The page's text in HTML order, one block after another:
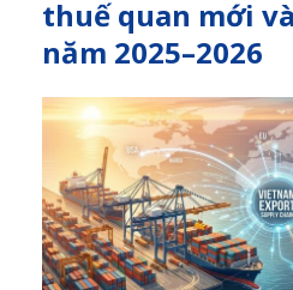
thuế quan mới
năm 2025–2026